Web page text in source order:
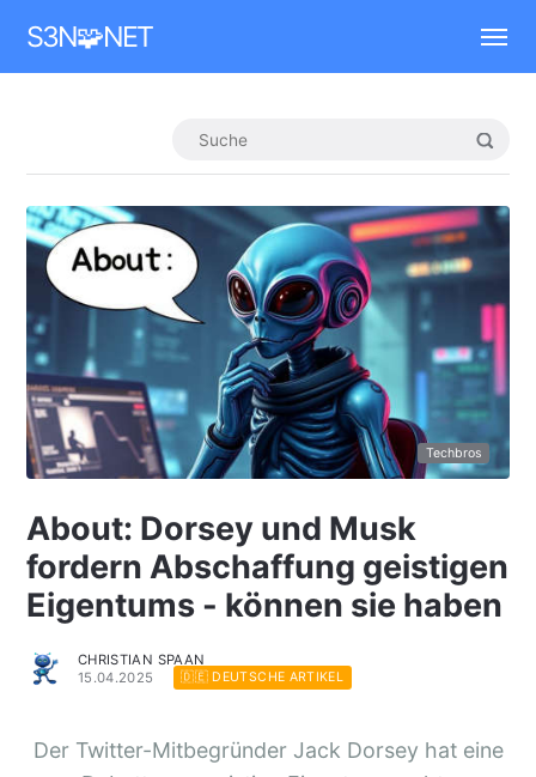
S3N🧩NET
Techbros
About: Dorsey und Musk
fordern Abschaffung geistigen
Eigentums - können sie haben
CHRISTIAN SPAAN
15.04.2025
🇩🇪 DEUTSCHE ARTIKEL
Der Twitter-Mitbegründer Jack Dorsey hat eine